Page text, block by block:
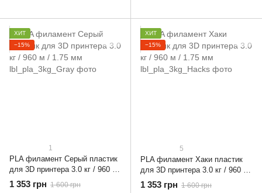
ХИТ
−15%
1
PLA филамент Серый пластик
для 3D принтера 3.0 кг / 960 м
/ 1.75 мм
1 353 грн 1 600 грн
ХИТ
−15%
5
PLA филамент Хаки пластик
для 3D принтера 3.0 кг / 960 м
/ 1.75 мм
1 353 грн 1 600 грн